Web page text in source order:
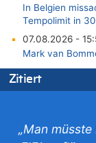
In Belgien
Tempolimit in
07.08.2026 -
Mark van
Teufel
07.08.2026 -
Aachen ab 11.
Zitiert
„Man